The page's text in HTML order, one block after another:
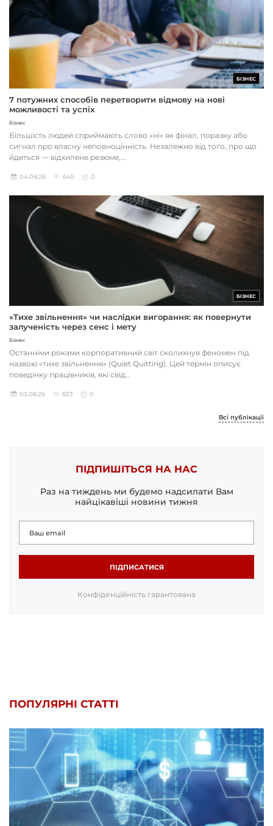
БІЗНЕС
7 потужних способів перетворити відмову на нові
можливості та успіх
Бізнес
Більшість людей сприймають слово «ні» як фінал, поразку або
сигнал про власну неповноцінність. Незалежно від того, про що
йдеться — відхилене резюме,...
04.08.26 645 0
БІЗНЕС
«Тихе звільнення» чи наслідки вигорання: як повернути
залученість через сенс і мету
Бізнес
Останніми роками корпоративний світ сколихнув феномен під
назвою «тихе звільнення» (Quiet Quitting). Цей термін описує
поведінку працівників, які свід...
03.08.26 823 0
Всі публікації
ПІДПИШІТЬСЯ НА НАС
Раз на тиждень ми будемо надсилати Вам
найцікавіші новини тижня
ПІДПИСАТИСЯ
Конфіденційність гарантована
ПОПУЛЯРНІ СТАТТІ